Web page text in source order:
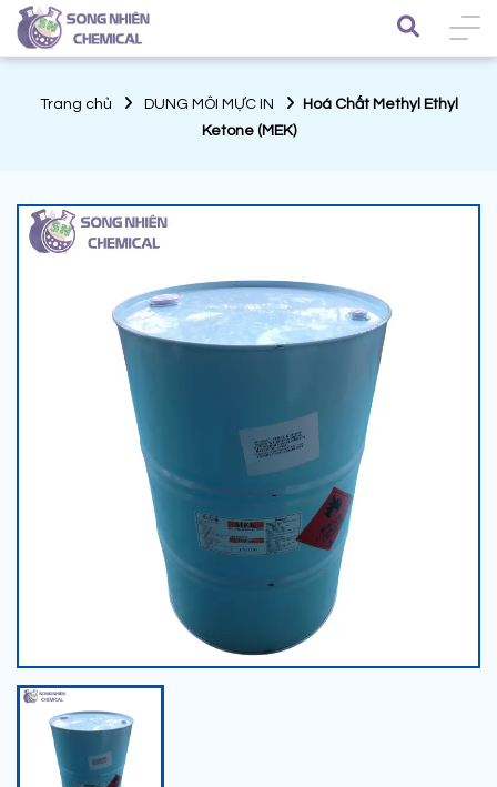
Trang chủ DUNG MÔI MỰC IN
Hoá Chất Methyl Ethyl
Ketone (MEK)